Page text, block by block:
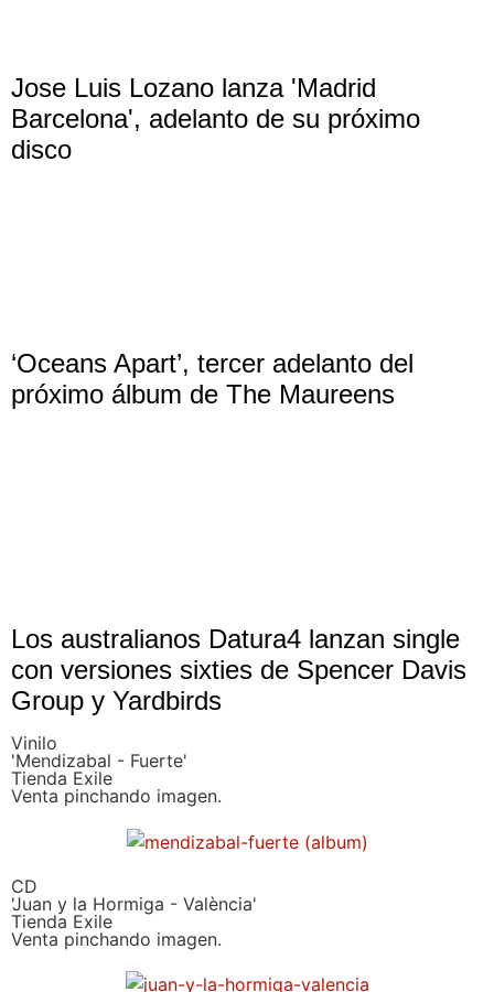
Jose Luis Lozano lanza 'Madrid
Barcelona', adelanto de su próximo
disco
‘Oceans Apart’, tercer adelanto del
próximo álbum de The Maureens
Los australianos Datura4 lanzan single
con versiones sixties de Spencer Davis
Group y Yardbirds
Vinilo
'Mendizabal - Fuerte'
Tienda Exile
Venta pinchando imagen.
CD
'Juan y la Hormiga - València'
Tienda Exile
Venta pinchando imagen.